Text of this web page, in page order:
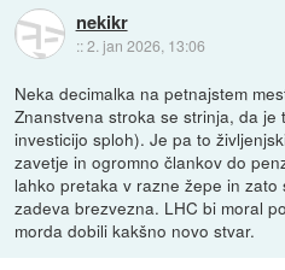
nekikr
::2. jan 2026, 13:06
Neka decimalka na petnajstem
Znanstvena stroka se strinja, da
investicijo sploh). Je pa to
zavetje in ogromno člankov do
lahko pretaka v razne žepe in
zadeva brezvezna. LHC bi moral
morda dobili kakšno novo stvar.